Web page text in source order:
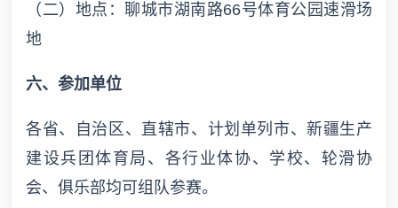
（二）地点：聊城市湖南路66号体育公园速滑场
地
六、参加单位
各省、自治区、直辖市、计划单列市、新疆生产
建设兵团体育局、各行业体协、学校、轮滑协
会、俱乐部均可组队参赛。